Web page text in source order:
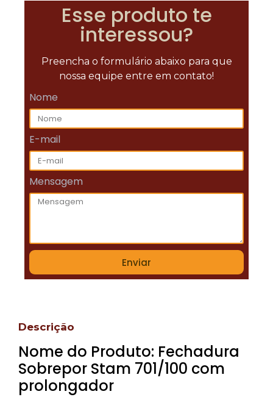
Esse produto te
interessou?
Preencha o formulário abaixo para que
nossa equipe entre em contato!
Nome
E-mail
Mensagem
Enviar
Descrição
Nome do Produto: Fechadura
Sobrepor Stam 701/100 com
prolongador